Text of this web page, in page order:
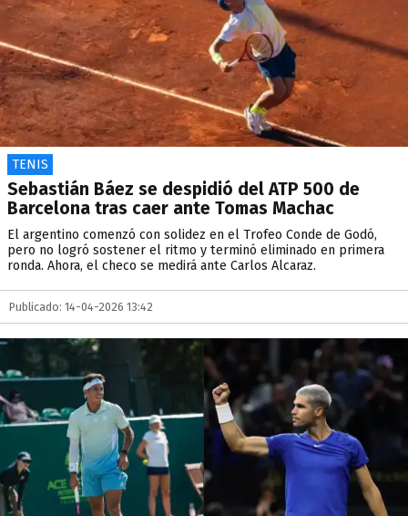
TENIS
Sebastián Báez se despidió del ATP 500 de
Barcelona tras caer ante Tomas Machac
El argentino comenzó con solidez en el Trofeo Conde de Godó,
pero no logró sostener el ritmo y terminó eliminado en primera
ronda. Ahora, el checo se medirá ante Carlos Alcaraz.
Publicado: 14-04-2026 13:42